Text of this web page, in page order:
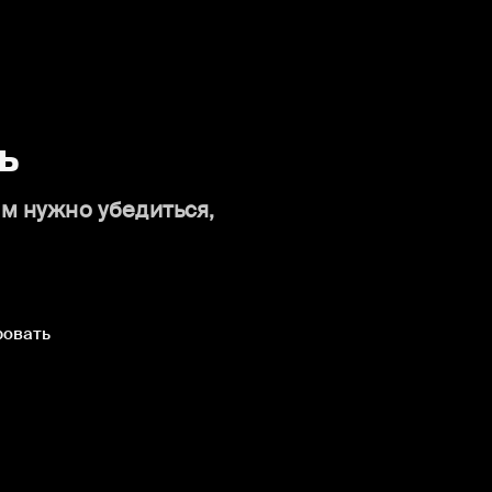
нужно убедиться,